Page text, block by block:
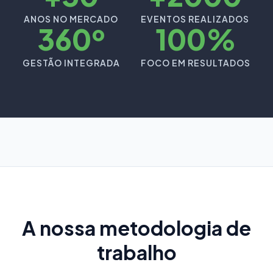
ANOS NO MERCADO EVENTOS REALIZADOS
360º
GESTÃO INTEGRADA
100%
FOCO EM RESULTADOS
A nossa metodologia de
trabalho